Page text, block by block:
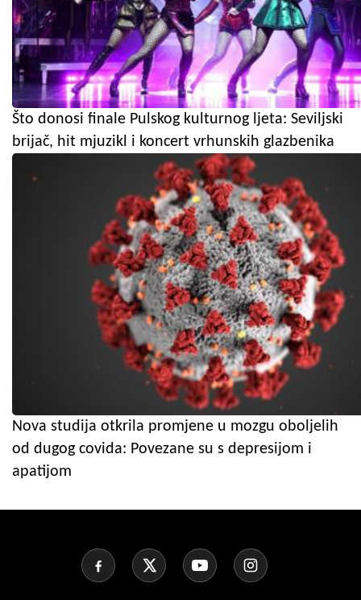
Što donosi finale Pulskog kulturnog ljeta: Seviljski
brijač, hit mjuzikl i koncert vrhunskih glazbenika
Nova studija otkrila promjene u mozgu oboljelih
od dugog covida: Povezane su s depresijom i
apatijom